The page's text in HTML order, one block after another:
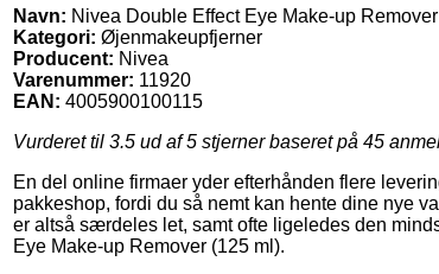
Navn: Nivea Double Effect Eye Make-up
Kategori: Øjenmakeupfjerner
Producent: Nivea
Varenummer: 11920
EAN: 4005900100115
Vurderet til 3.5 ud af 5 stjerner baseret på 45
En del online firmaer yder efterhånden flere
pakkeshop, fordi du så nemt kan hente dine nye
er altså særdeles let, samt ofte ligeledes den
Eye Make-up Remover (125 ml).